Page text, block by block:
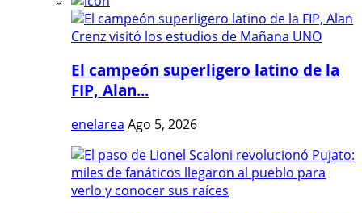
El campeón superligero latino de la
FIP, Alan...
enelarea Ago 5, 2026